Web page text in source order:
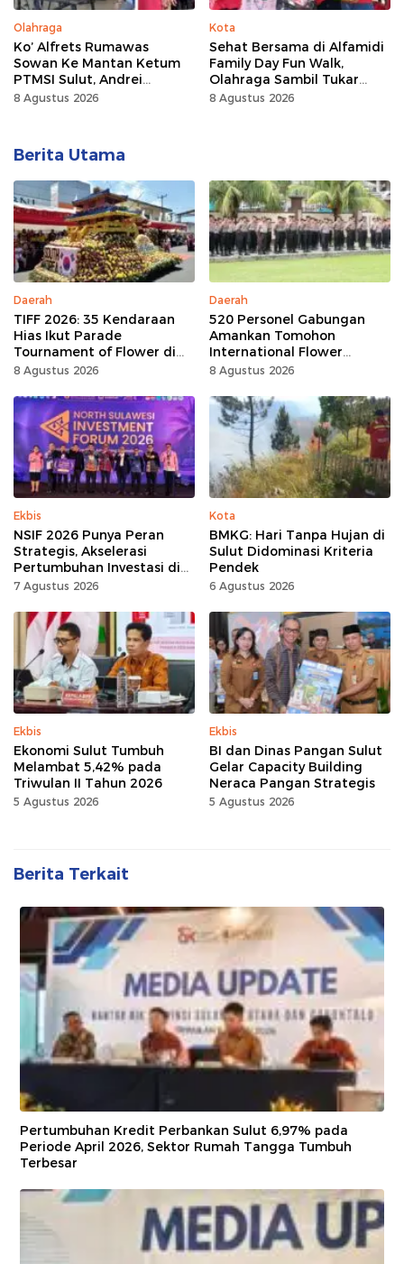
Olahraga
Ko’ Alfrets Rumawas
Sowan Ke Mantan Ketum
PTMSI Sulut, Andrei
Angouw
8 Agustus 2026
Kota
Sehat Bersama di Alfamidi
Family Day Fun Walk,
Olahraga Sambil Tukar
Sampah Demi Jaga Bumi
8 Agustus 2026
Berita Utama
Daerah
TIFF 2026: 35 Kendaraan
Hias Ikut Parade
Tournament of Flower di
Tomohon
8 Agustus 2026
Daerah
520 Personel Gabungan
Amankan Tomohon
International Flower
Festival
8 Agustus 2026
Ekbis
NSIF 2026 Punya Peran
Strategis, Akselerasi
Pertumbuhan Investasi di
Sulut
7 Agustus 2026
Kota
BMKG: Hari Tanpa Hujan di
Sulut Didominasi Kriteria
Pendek
6 Agustus 2026
Ekbis
Ekonomi Sulut Tumbuh
Melambat 5,42% pada
Triwulan II Tahun 2026
5 Agustus 2026
Ekbis
BI dan Dinas Pangan Sulut
Gelar Capacity Building
Neraca Pangan Strategis
5 Agustus 2026
Berita Terkait
Pertumbuhan Kredit Perbankan Sulut 6,97% pada
Periode April 2026, Sektor Rumah Tangga Tumbuh
Terbesar